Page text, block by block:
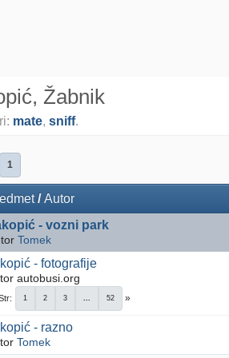
Žabnik
mate, sniff.
1
/Autor
- vozni park
Tomek
- fotografije
autobusi.org
1 2 3 ... 52
- razno
Tomek